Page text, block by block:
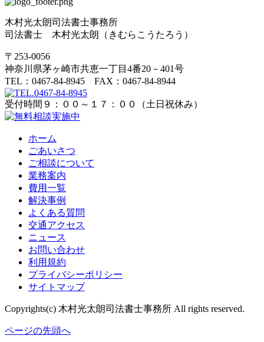
木村光太朗司法書士事務所
司法書士 木村光太朗（きむらこうたろう）
〒253-0056
神奈川県茅ヶ崎市共恵一丁目4番20－401号
TEL：0467-84-8945 FAX：0467-84-8944
受付時間９：００～１７：００（土日祝休み）
ホーム
ごあいさつ
ご相談について
業務案内
費用一覧
解決事例
よくある質問
交通アクセス
ニュース
お問い合わせ
利用規約
プライバシーポリシー
サイトマップ
Copyrights(c) 木村光太朗司法書士事務所 All rights reserved.
ページの先頭へ